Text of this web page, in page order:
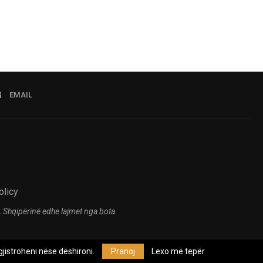
EMAIL
edhe lajmet nga bota.
nëse dëshironi.
Pranoj Lexo më tepër